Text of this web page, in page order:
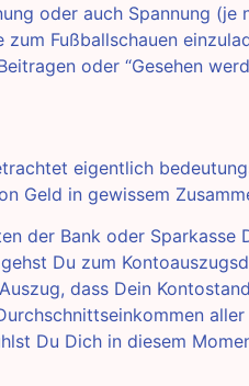
oder auch Spannung (je
Fußballschauen
oder “Gesehen
eigentlich
Geld in gewissem
der Bank oder
Du zum
dass Dein
Du Dich in diesem